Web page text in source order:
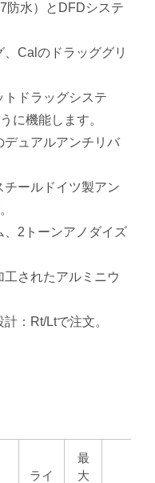
防水）とDFDシステ
Calのドラッググリ
トドラッグシステ
に機能します。
デュアルアンチリバ
チールドイツ製アン
2トーンアノダイズ
されたアルミニウ
：Rt/Ltで注文。
ライ
最
大